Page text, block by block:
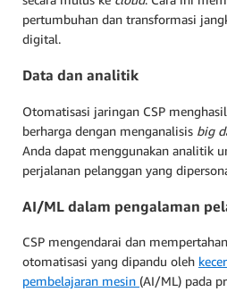
pertumbuhan dan transformasi
digital.
Data dan analitik
Otomatisasi jaringan CSP
berharga dengan menganalisis big
Anda dapat menggunakan analitik
perjalanan pelanggan yang
AI/ML dalam pengalaman
CSP mengendarai dan
otomatisasi yang dipandu oleh
pembelajaran mesin (AI/ML) pada